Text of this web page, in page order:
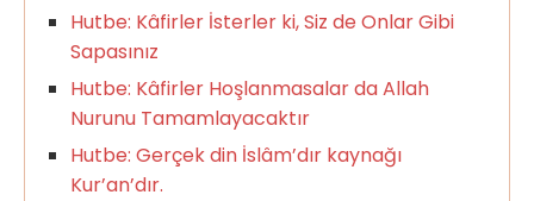
Hutbe: Kâfirler İsterler ki, Siz de Onlar Gibi
Sapasınız
Hutbe: Kâfirler Hoşlanmasalar da Allah
Nurunu Tamamlayacaktır
Hutbe: Gerçek din İslâm’dır kaynağı
Kur’an’dır.